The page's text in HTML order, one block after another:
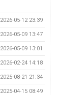
2026-05-12 23:39
2026-05-09 13:47
2026-05-09 13:01
2026-02-24 14:18
2025-08-21 21:34
2025-04-15 08:49